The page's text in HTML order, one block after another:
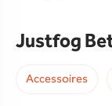
Justfog
Accessoires